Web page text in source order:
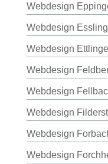
Webdesign
Webdesign
Webdesign
Webdesign
Webdesign
Webdesign
Webdesign
Webdesign